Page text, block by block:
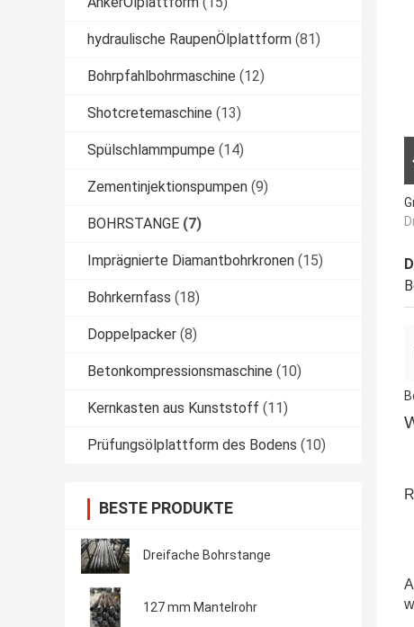
hydraulische RaupenÖlplattform (81)
Bohrpfahlbohrmaschine (12)
Shotcretemaschine (13)
Spülschlammpumpe (14)
Zementinjektionspumpen (9)
BOHRSTANGE (7)
Imprägnierte Diamantbohrkronen (15)
Bohrkernfass (18)
Doppelpacker (8)
Betonkompressionsmaschine (10)
Kernkasten aus Kunststoff (11)
Prüfungsölplattform des Bodens (10)
BESTE PRODUKTE
Dreifache Bohrstange
127 mm Mantelrohr